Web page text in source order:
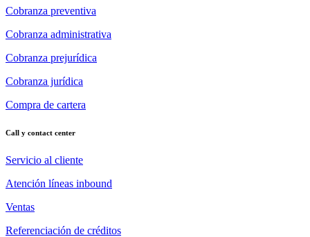
Cobranza preventiva
Cobranza administrativa
Cobranza prejurídica
Cobranza jurídica
Compra de cartera
Call y contact center
Servicio al cliente
Atención líneas inbound
Ventas
Referenciación de créditos